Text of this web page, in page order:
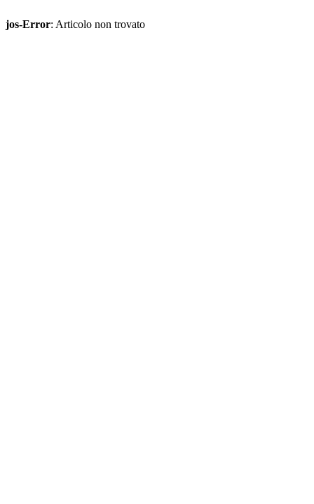
jos-Error: Articolo non trovato